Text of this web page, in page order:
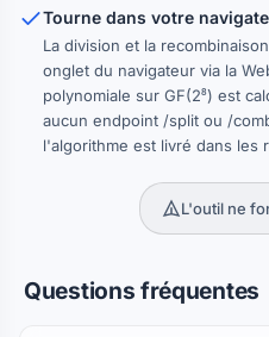
Tourne dans votre
La division et la
onglet du navigateur via la
polynomiale sur GF(2⁸) est
aucun endpoint /split ou /
l'algorithme est livré dans les
L'outil ne
Questions fréquentes